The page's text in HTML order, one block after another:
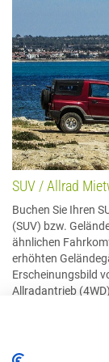
SUV / Allrad
Buchen Sie Ihren
(SUV) bzw.
ähnlichen
erhöhten
Erscheinungsbild
Allradantrieb